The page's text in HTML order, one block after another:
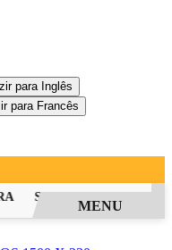
SAIBA COMO PEDIR
MENU